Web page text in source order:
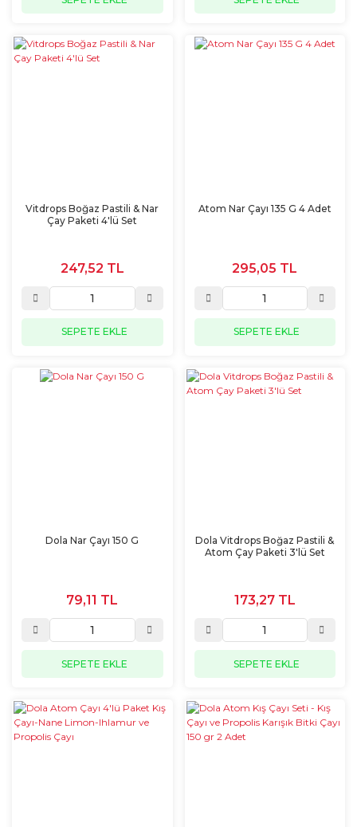
Vitdrops Boğaz Pastili & Nar
Çay Paketi 4'lü Set
247,52 TL
SEPETE EKLE
Atom Nar Çayı 135 G 4 Adet
295,05 TL
SEPETE EKLE
Dola Nar Çayı 150 G
79,11 TL
SEPETE EKLE
Dola Vitdrops Boğaz Pastili &
Atom Çay Paketi 3'lü Set
173,27 TL
SEPETE EKLE